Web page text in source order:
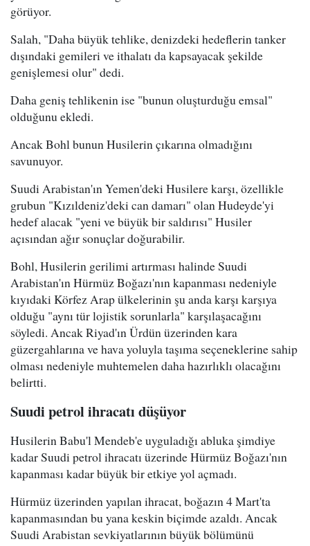
görüyor.
Salah, "Daha büyük tehlike, denizdeki hedeflerin tanker
dışındaki gemileri ve ithalatı da kapsayacak şekilde
genişlemesi olur" dedi.
Daha geniş tehlikenin ise "bunun oluşturduğu emsal"
olduğunu ekledi.
Ancak Bohl bunun Husilerin çıkarına olmadığını
savunuyor.
Suudi Arabistan'ın Yemen'deki Husilere karşı, özellikle
grubun "Kızıldeniz'deki can damarı" olan Hudeyde'yi
hedef alacak "yeni ve büyük bir saldırısı" Husiler
açısından ağır sonuçlar doğurabilir.
Bohl, Husilerin gerilimi artırması halinde Suudi
Arabistan'ın Hürmüz Boğazı'nın kapanması nedeniyle
kıyıdaki Körfez Arap ülkelerinin şu anda karşı karşıya
olduğu "aynı tür lojistik sorunlarla" karşılaşacağını
söyledi. Ancak Riyad'ın Ürdün üzerinden kara
güzergahlarına ve hava yoluyla taşıma seçeneklerine sahip
olması nedeniyle muhtemelen daha hazırlıklı olacağını
belirtti.
Suudi petrol ihracatı düşüyor
Husilerin Babu'l Mendeb'e uyguladığı abluka şimdiye
kadar Suudi petrol ihracatı üzerinde Hürmüz Boğazı'nın
kapanması kadar büyük bir etkiye yol açmadı.
Hürmüz üzerinden yapılan ihracat, boğazın 4 Mart'ta
kapanmasından bu yana keskin biçimde azaldı. Ancak
Suudi Arabistan sevkiyatlarının büyük bölümünü